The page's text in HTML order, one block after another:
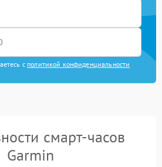
с политикой конфиденциальности
смарт-часов
Garmin